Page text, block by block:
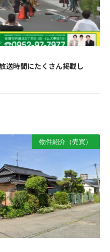
送時間にたくさん掲載し
物件紹介（売買）